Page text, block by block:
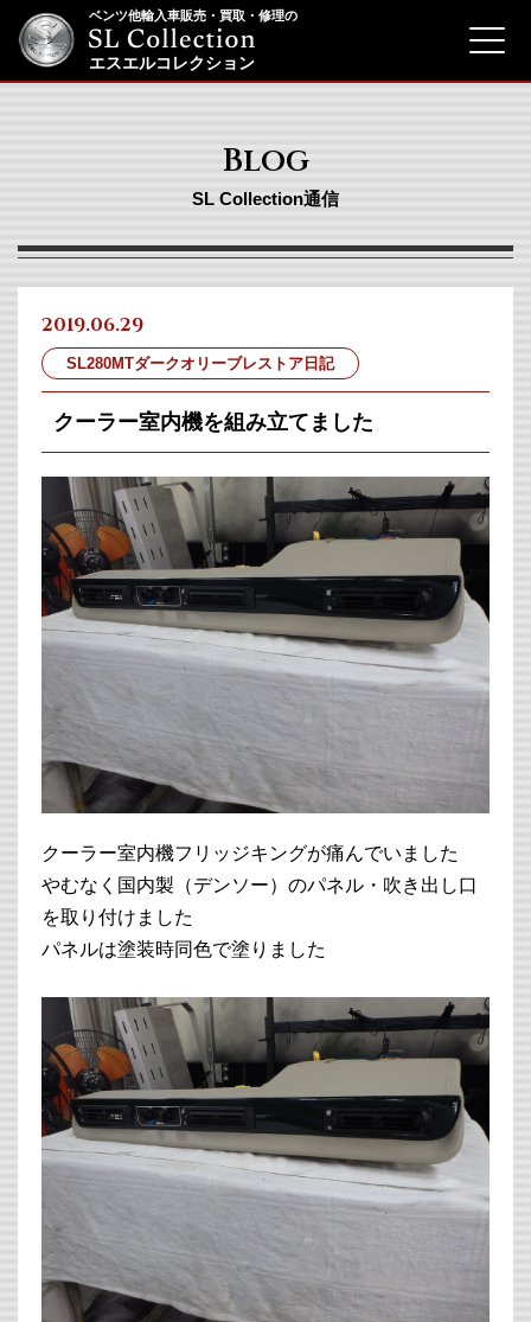
ベンツ他輸入車販売・買取・修理の
エスエルコレクション
Blog
SL Collection通信
2019.06.29
SL280MTダークオリーブレストア日記
クーラー室内機を組み立てました
クーラー室内機フリッジキングが痛んでいました
やむなく国内製（デンソー）のパネル・吹き出し口
を取り付けました
パネルは塗装時同色で塗りました